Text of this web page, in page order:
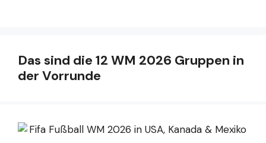
Das sind die 12 WM 2026 Gruppen in
der Vorrunde